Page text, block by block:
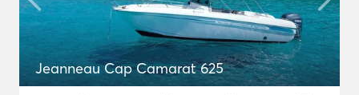
Jeanneau Cap Camarat 625